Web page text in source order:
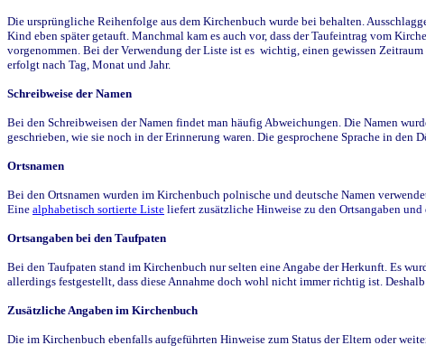
Die ursprüngliche Reihenfolge aus dem Kirchenbuch wurde bei behalten.
Kind eben später getauft. Manchmal kam es auch vor, dass der Taufeintrag vom
vorgenommen. Bei der Verwendung der Liste ist es wichtig, einen gewissen
erfolgt nach Tag, Monat und Jahr.
Schreibweise der Namen
Bei den Schreibweisen der Namen findet man häufig Abweichungen. Die Namen
geschrieben, wie sie noch in der Erinnerung waren. Die gesprochene Sprache in
Ortsnamen
Bei den Ortsnamen wurden im Kirchenbuch polnische und deutsche Namen
Eine alphabetisch sortierte Liste liefert zusätzliche Hinweise zu den Ortsangaben
Ortsangaben bei den Taufpaten
Bei den Taufpaten stand im Kirchenbuch nur selten eine Angabe der Herkunft. Es
allerdings festgestellt, dass diese Annahme doch wohl nicht immer richtig ist.
Zusätzliche Angaben im Kirchenbuch
Die im Kirchenbuch ebenfalls aufgeführten Hinweise zum Status der Eltern oder